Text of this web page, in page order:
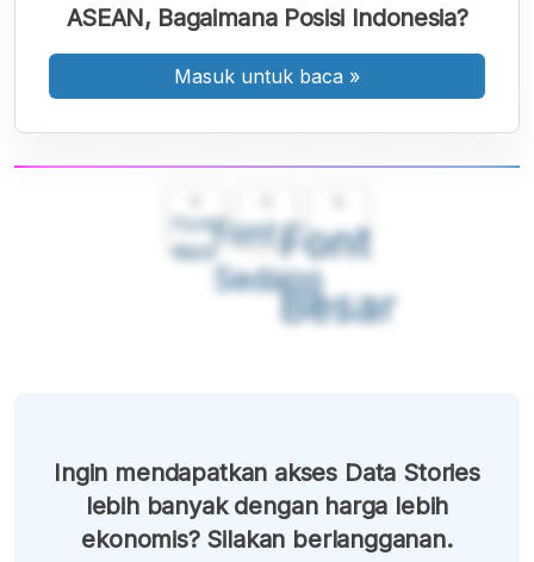
Font
Kecil
Font
Sedang
Font
Besar
ASEAN, Bagaimana Posisi Indonesia?
Masuk untuk baca »
Ingin mendapatkan akses Data Stories
lebih banyak dengan harga lebih
ekonomis? Silakan berlangganan.